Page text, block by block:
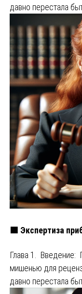
давно перестала
🟩 Экспертиза
Глава 1. Введение:
мишенью для
давно перестала